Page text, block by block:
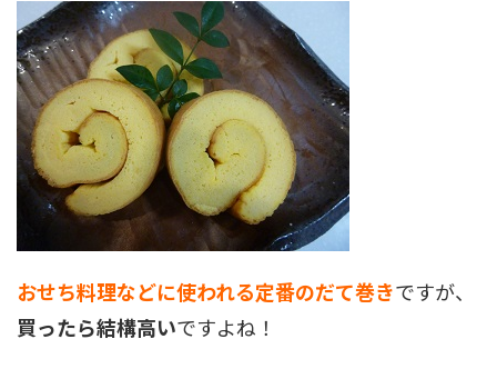
おせち料理などに使われる定番のだて巻きですが、
買ったら結構高いですよね！